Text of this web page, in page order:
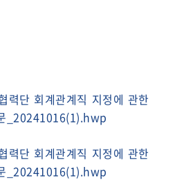
력단 회계관계직 지정에 관한
_20241016(1).hwp
력단 회계관계직 지정에 관한
_20241016(1).hwp